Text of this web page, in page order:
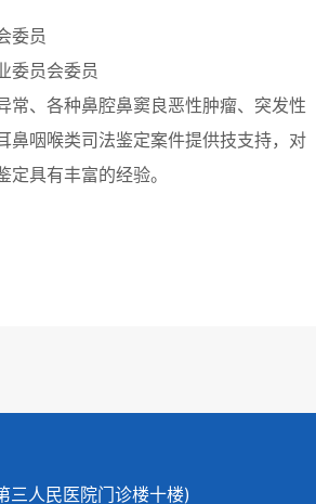
委员
委员会委员
常、各种鼻腔鼻窦良恶性肿瘤、突发性
鼻咽喉类司法鉴定案件提供技支持，对
具有丰富的经验。
三人民医院门诊楼十楼)